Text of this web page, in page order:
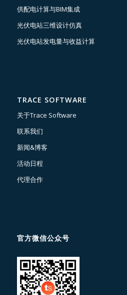
供配电计算与BIM集成
光伏电站三维设计仿真
光伏电站发电量与收益计算
TRACE SOFTWARE
关于Trace Software
联系我们
新闻&博客
活动日程
代理合作
官方微信公众号